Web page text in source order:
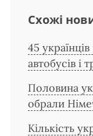
Схожі
45
автобусів і
Половина
обрали
Кількість